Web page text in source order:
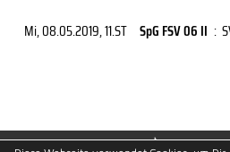
Mi, 08.05.2019, 11.ST SpG FSV 06 II :